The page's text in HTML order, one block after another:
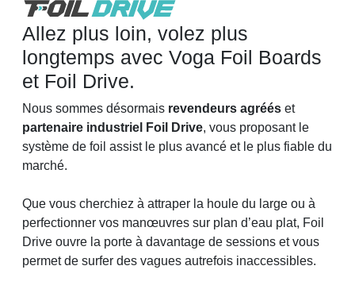
Allez plus loin, volez plus
longtemps avec Voga Foil Boards
et Foil Drive.
Nous sommes désormais revendeurs agréés et
partenaire industriel Foil Drive, vous proposant le
système de foil assist le plus avancé et le plus fiable du
marché.
Que vous cherchiez à attraper la houle du large ou à
perfectionner vos manœuvres sur plan d’eau plat, Foil
Drive ouvre la porte à davantage de sessions et vous
permet de surfer des vagues autrefois inaccessibles.